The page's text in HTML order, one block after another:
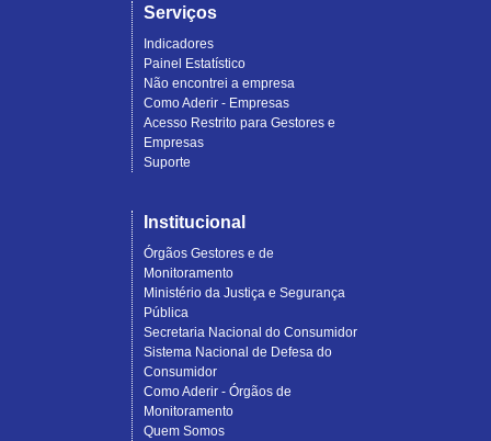
Serviços
Indicadores
Painel Estatístico
Não encontrei a empresa
Como Aderir - Empresas
Acesso Restrito para Gestores e
Empresas
Suporte
Institucional
Órgãos Gestores e de
Monitoramento
Ministério da Justiça e Segurança
Pública
Secretaria Nacional do Consumidor
Sistema Nacional de Defesa do
Consumidor
Como Aderir - Órgãos de
Monitoramento
Quem Somos